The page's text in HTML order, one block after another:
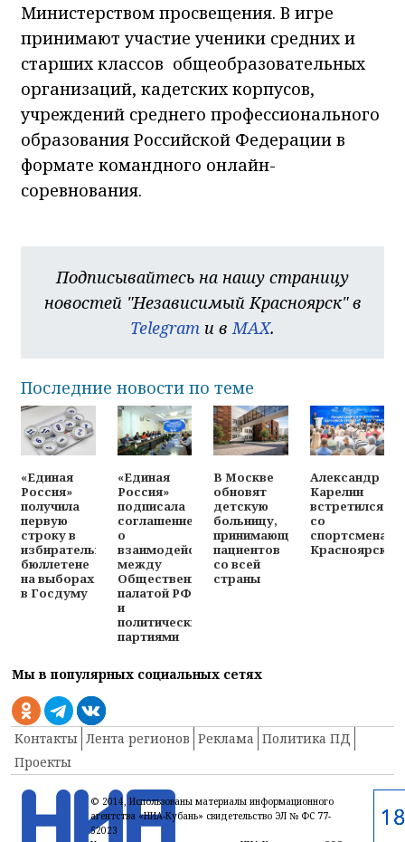
Министерством просвещения. В игре
принимают участие ученики средних и
старших классов общеобразовательных
организаций, кадетских корпусов,
учреждений среднего профессионального
образования Российской Федерации в
формате командного онлайн-
соревнования.
Подписывайтесь на нашу страницу
новостей "Независимый Красноярск" в
Telegram и в MAX.
Последние новости по теме
«Единая
Россия»
получила
первую
строку в
избирательном
бюллетене
на выборах
в Госдуму
«Единая
Россия»
подписала
соглашение
о
взаимодействии
между
Общественной
палатой РФ
и
политическими
партиями
В Москве
обновят
детскую
больницу,
принимающую
пациентов
со всей
страны
Александр
Карелин
встретился
со
спортсменами
Красноярска
Мы в популярных социальных сетях
Контакты Лента регионов Реклама Политика ПД
Проекты
© 2014, Использованы материалы информационного
агентства «НИА-Кубань» свидетельство ЭЛ № ФС 77-
52023